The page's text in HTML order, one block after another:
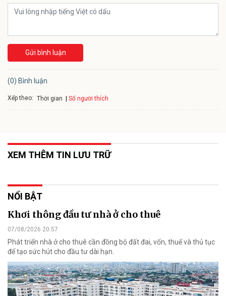
Gửi bình luận
(0) Bình luận
Xếp theo: Thời gian Số người thích
XEM THÊM TIN LƯU TRỮ
NỔI BẬT
Khơi thông đầu tư nhà ở cho thuê
07/08/2026 20:57
Phát triển nhà ở cho thuê cần đồng bộ đất đai, vốn, thuế và thủ tục
để tạo sức hút cho đầu tư dài hạn.